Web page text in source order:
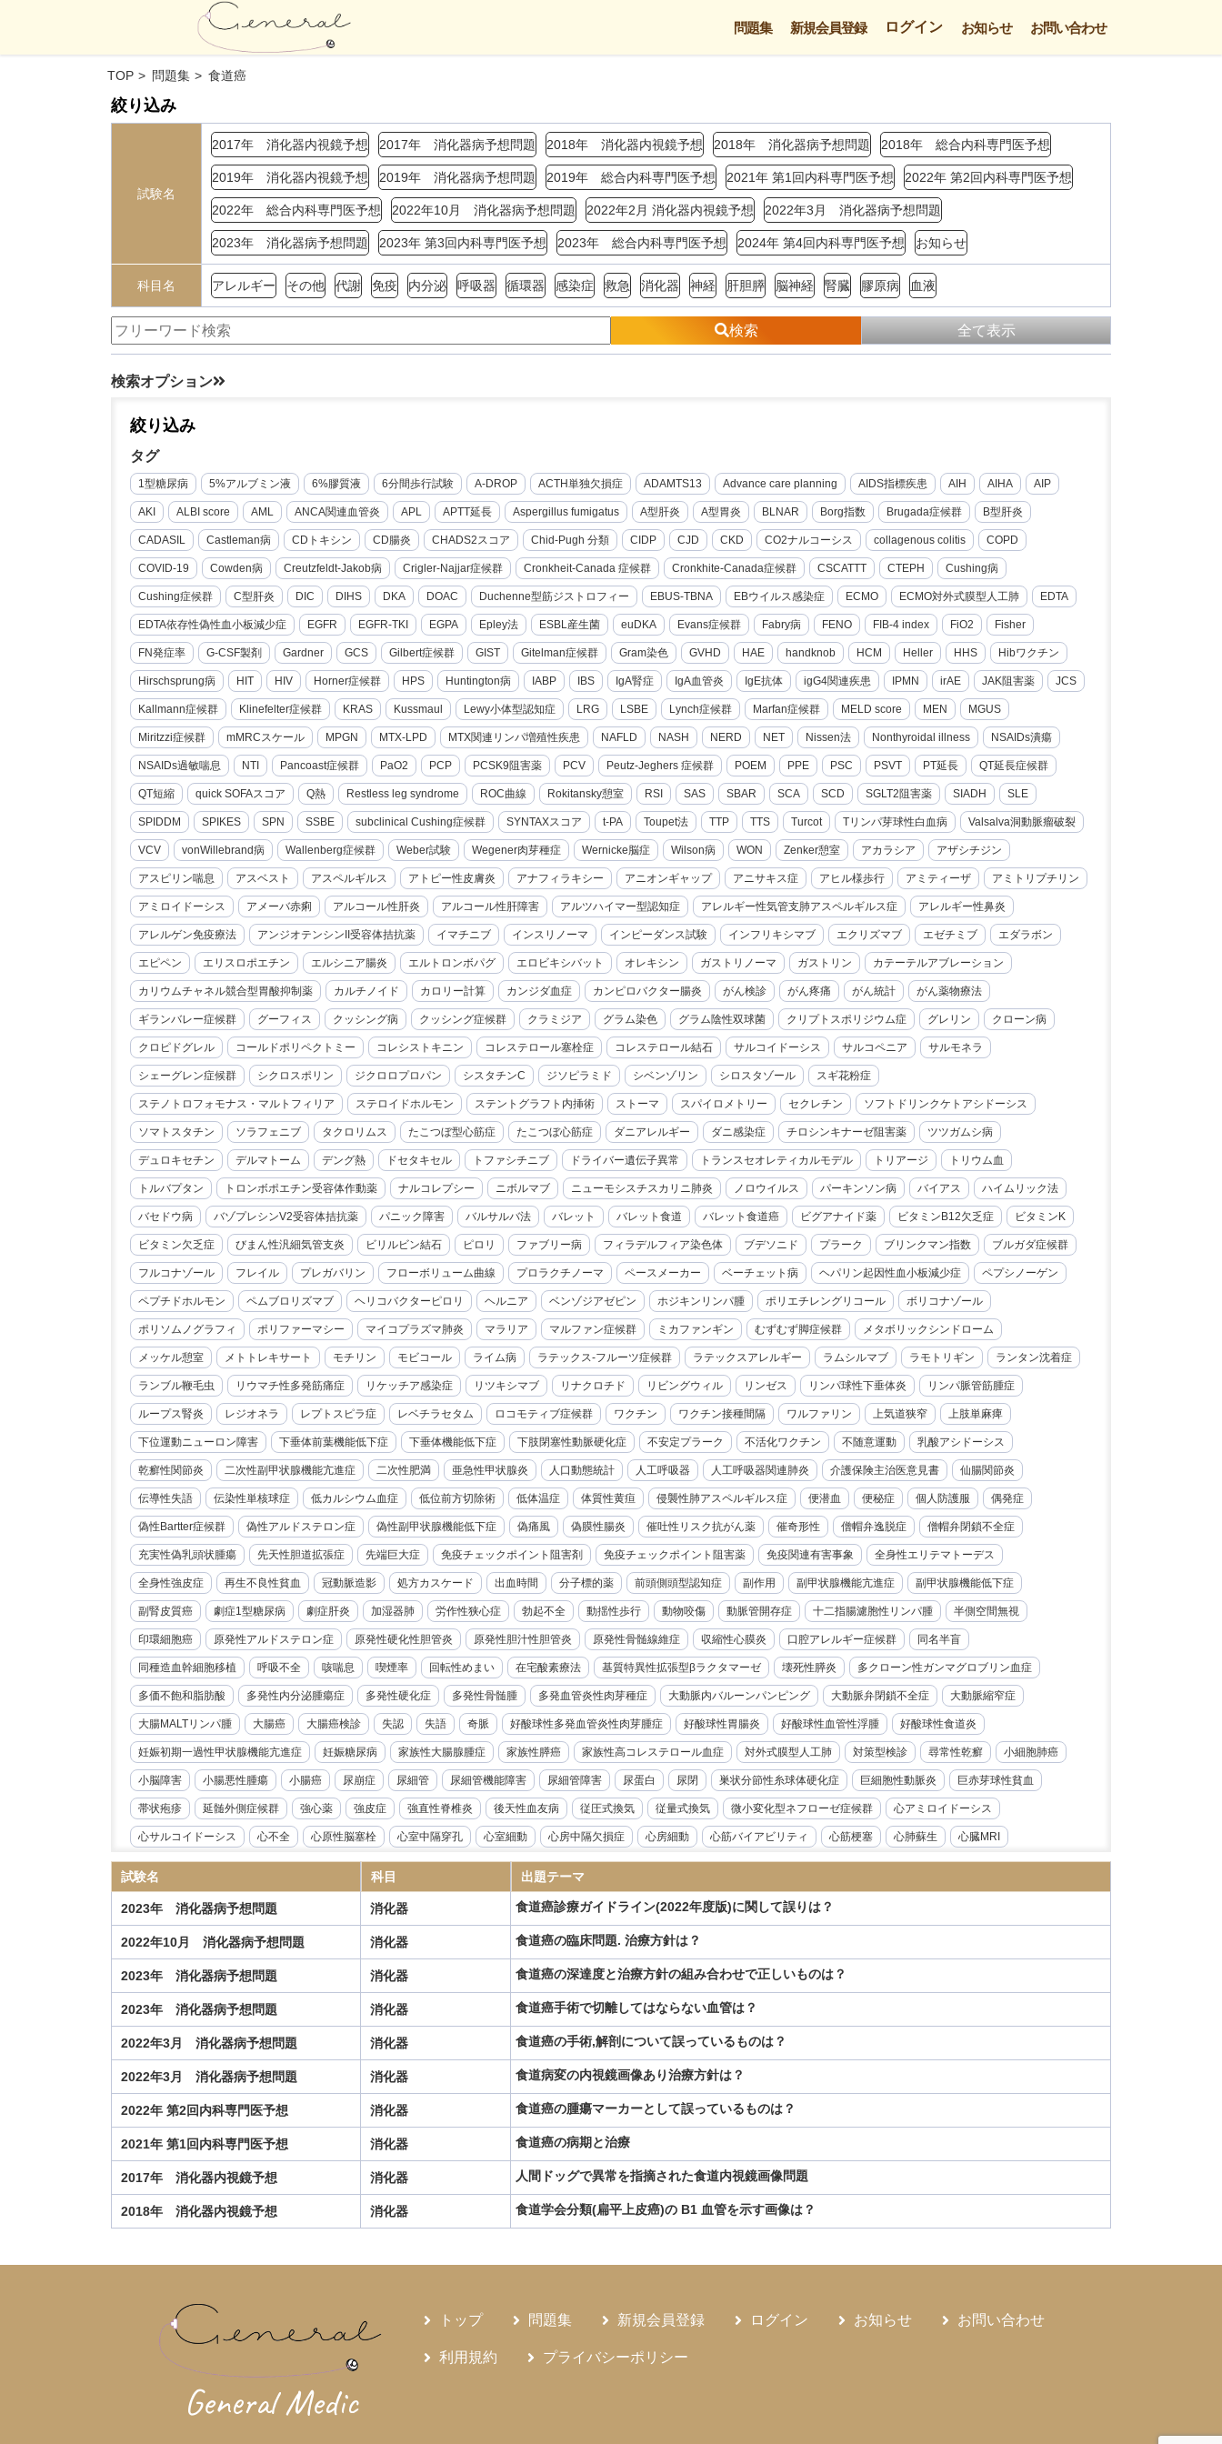
問題集 新規会員登録 ログイン お知らせ お問い合わせ
TOP 問題集 食道癌
絞り込み
試験名
2017年 消化器内視鏡予想 2017年 消化器病予想問題 2018年 消化器内視鏡予想 2018年 消化器病予想問題 2018年 総合内科専門医予想
2019年 消化器内視鏡予想 2019年 消化器病予想問題 2019年 総合内科専門医予想 2021年 第1回内科専門医予想 2022年 第2回内科専門医予想
2022年 総合内科専門医予想 2022年10月 消化器病予想問題 2022年2月 消化器内視鏡予想 2022年3月 消化器病予想問題
2023年 消化器病予想問題 2023年 第3回内科専門医予想 2023年 総合内科専門医予想 2024年 第4回内科専門医予想 お知らせ
科目名 アレルギー その他 代謝 免疫 内分泌 呼吸器 循環器 感染症 救急 消化器 神経 肝胆膵 脳神経 腎臓 膠原病 血液
検索 全て表示
検索オプション
絞り込み
タグ
1型糖尿病 5%アルブミン液 6%膠質液 6分間歩行試験 A-DROP ACTH単独欠損症 ADAMTS13 Advance care planning AIDS指標疾患 AIH AIHA AIP
AKI ALBI score AML ANCA関連血管炎 APL APTT延長 Aspergillus fumigatus A型肝炎 A型胃炎 BLNAR Borg指数 Brugada症候群 B型肝炎
CADASIL Castleman病 CDトキシン CD腸炎 CHADS2スコア Chid-Pugh 分類 CIDP CJD CKD CO2ナルコーシス collagenous colitis COPD
COVID-19 Cowden病 Creutzfeldt-Jakob病 Crigler-Najjar症候群 Cronkheit-Canada 症候群 Cronkhite-Canada症候群 CSCATTT CTEPH Cushing病
Cushing症候群 C型肝炎 DIC DIHS DKA DOAC Duchenne型筋ジストロフィー EBUS-TBNA EBウイルス感染症 ECMO ECMO対外式膜型人工肺 EDTA
EDTA依存性偽性血小板減少症 EGFR EGFR-TKI EGPA Epley法 ESBL産生菌 euDKA Evans症候群 Fabry病 FENO FIB-4 index FiO2 Fisher
FN発症率 G-CSF製剤 Gardner GCS Gilbert症候群 GIST Gitelman症候群 Gram染色 GVHD HAE handknob HCM Heller HHS Hibワクチン
Hirschsprung病 HIT HIV Horner症候群 HPS Huntington病 IABP IBS IgA腎症 IgA血管炎 IgE抗体 igG4関連疾患 IPMN irAE JAK阻害薬 JCS
Kallmann症候群 Klinefelter症候群 KRAS Kussmaul Lewy小体型認知症 LRG LSBE Lynch症候群 Marfan症候群 MELD score MEN MGUS
Miritzzi症候群 mMRCスケール MPGN MTX-LPD MTX関連リンパ増殖性疾患 NAFLD NASH NERD NET Nissen法 Nonthyroidal illness NSAIDs潰瘍
NSAIDs過敏喘息 NTI Pancoast症候群 PaO2 PCP PCSK9阻害薬 PCV Peutz-Jeghers 症候群 POEM PPE PSC PSVT PT延長 QT延長症候群
QT短縮 quick SOFAスコア Q熱 Restless leg syndrome ROC曲線 Rokitansky憩室 RSI SAS SBAR SCA SCD SGLT2阻害薬 SIADH SLE
SPIDDM SPIKES SPN SSBE subclinical Cushing症候群 SYNTAXスコア t-PA Toupet法 TTP TTS Turcot Tリンパ芽球性白血病 Valsalva洞動脈瘤破裂
VCV vonWillebrand病 Wallenberg症候群 Weber試験 Wegener肉芽種症 Wernicke脳症 Wilson病 WON Zenker憩室 アカラシア アザシチジン
アスピリン喘息 アスベスト アスペルギルス アトピー性皮膚炎 アナフィラキシー アニオンギャップ アニサキス症 アヒル様歩行 アミティーザ アミトリプチリン
アミロイドーシス アメーバ赤痢 アルコール性肝炎 アルコール性肝障害 アルツハイマー型認知症 アレルギー性気管支肺アスペルギルス症 アレルギー性鼻炎
アレルゲン免疫療法 アンジオテンシンII受容体拮抗薬 イマチニブ インスリノーマ インピーダンス試験 インフリキシマブ エクリズマブ エゼチミブ エダラボン
エピペン エリスロポエチン エルシニア腸炎 エルトロンボパグ エロビキシバット オレキシン ガストリノーマ ガストリン カテーテルアブレーション
カリウムチャネル競合型胃酸抑制薬 カルチノイド カロリー計算 カンジダ血症 カンピロバクター腸炎 がん検診 がん疼痛 がん統計 がん薬物療法
ギランバレー症候群 グーフィス クッシング病 クッシング症候群 クラミジア グラム染色 グラム陰性双球菌 クリプトスポリジウム症 グレリン クローン病
クロピドグレル コールドポリペクトミー コレシストキニン コレステロール塞栓症 コレステロール結石 サルコイドーシス サルコペニア サルモネラ
シェーグレン症候群 シクロスポリン ジクロロプロパン シスタチンC ジソピラミド シベンゾリン シロスタゾール スギ花粉症
ステノトロフォモナス・マルトフィリア ステロイドホルモン ステントグラフト内挿術 ストーマ スパイロメトリー セクレチン ソフトドリンクケトアシドーシス
ソマトスタチン ソラフェニブ タクロリムス たこつぼ型心筋症 たこつぼ心筋症 ダニアレルギー ダニ感染症 チロシンキナーゼ阻害薬 ツツガムシ病
デュロキセチン デルマトーム デング熱 ドセタキセル トファシチニブ ドライバー遺伝子異常 トランスセオレティカルモデル トリアージ トリウム血
トルバプタン トロンボポエチン受容体作動薬 ナルコレプシー ニボルマブ ニューモシスチスカリニ肺炎 ノロウイルス パーキンソン病 バイアス ハイムリック法
バセドウ病 バゾプレシンV2受容体拮抗薬 パニック障害 バルサルバ法 バレット バレット食道 バレット食道癌 ビグアナイド薬 ビタミンB12欠乏症 ビタミンK
ビタミン欠乏症 びまん性汎細気管支炎 ビリルビン結石 ピロリ ファブリー病 フィラデルフィア染色体 ブデソニド プラーク ブリンクマン指数 ブルガダ症候群
フルコナゾール フレイル プレガバリン フローボリューム曲線 プロラクチノーマ ペースメーカー ベーチェット病 ヘパリン起因性血小板減少症 ペプシノーゲン
ペプチドホルモン ペムブロリズマブ ヘリコバクターピロリ ヘルニア ベンゾジアゼピン ホジキンリンパ腫 ポリエチレングリコール ボリコナゾール
ポリソムノグラフィ ポリファーマシー マイコプラズマ肺炎 マラリア マルファン症候群 ミカファンギン むずむず脚症候群 メタボリックシンドローム
メッケル憩室 メトトレキサート モチリン モビコール ライム病 ラテックス-フルーツ症候群 ラテックスアレルギー ラムシルマブ ラモトリギン ランタン沈着症
ランブル鞭毛虫 リウマチ性多発筋痛症 リケッチア感染症 リツキシマブ リナクロチド リビングウィル リンゼス リンパ球性下垂体炎 リンパ脈管筋腫症
ループス腎炎 レジオネラ レプトスピラ症 レベチラセタム ロコモティブ症候群 ワクチン ワクチン接種間隔 ワルファリン 上気道狭窄 上肢単麻痺
下位運動ニューロン障害 下垂体前葉機能低下症 下垂体機能低下症 下肢閉塞性動脈硬化症 不安定プラーク 不活化ワクチン 不随意運動 乳酸アシドーシス
乾癬性関節炎 二次性副甲状腺機能亢進症 二次性肥満 亜急性甲状腺炎 人口動態統計 人工呼吸器 人工呼吸器関連肺炎 介護保険主治医意見書 仙腸関節炎
伝導性失語 伝染性単核球症 低カルシウム血症 低位前方切除術 低体温症 体質性黄疸 侵襲性肺アスペルギルス症 便潜血 便秘症 個人防護服 偶発症
偽性Bartter症候群 偽性アルドステロン症 偽性副甲状腺機能低下症 偽痛風 偽膜性腸炎 催吐性リスク抗がん薬 催奇形性 僧帽弁逸脱症 僧帽弁閉鎖不全症
充実性偽乳頭状腫瘍 先天性胆道拡張症 先端巨大症 免疫チェックポイント阻害剤 免疫チェックポイント阻害薬 免疫関連有害事象 全身性エリテマトーデス
全身性強皮症 再生不良性貧血 冠動脈造影 処方カスケード 出血時間 分子標的薬 前頭側頭型認知症 副作用 副甲状腺機能亢進症 副甲状腺機能低下症
副腎皮質癌 劇症1型糖尿病 劇症肝炎 加湿器肺 労作性狭心症 勃起不全 動揺性歩行 動物咬傷 動脈管開存症 十二指腸濾胞性リンパ腫 半側空間無視
印環細胞癌 原発性アルドステロン症 原発性硬化性胆管炎 原発性胆汁性胆管炎 原発性骨髄線維症 収縮性心膜炎 口腔アレルギー症候群​​ 同名半盲
同種造血幹細胞移植 呼吸不全 咳喘息 喫煙率 回転性めまい 在宅酸素療法 基質特異性拡張型βラクタマーゼ 壊死性膵炎 多クローン性ガンマグロブリン血症
多価不飽和脂肪酸 多発性内分泌腫瘍症 多発性硬化症 多発性骨髄腫 多発血管炎性肉芽種症 大動脈内バルーンパンピング 大動脈弁閉鎖不全症 大動脈縮窄症
大腸MALTリンパ腫 大腸癌 大腸癌検診 失認 失語 奇脈 好酸球性多発血管炎性肉芽腫症 好酸球性胃腸炎 好酸球性血管性浮腫 好酸球性食道炎
妊娠初期一過性甲状腺機能亢進症 妊娠糖尿病 家族性大腸腺腫症 家族性膵癌 家族性高コレステロール血症 対外式膜型人工肺 対策型検診 尋常性乾癬 小細胞肺癌
小脳障害 小腸悪性腫瘍 小腸癌 尿崩症 尿細管 尿細管機能障害 尿細管障害 尿蛋白 尿閉 巣状分節性糸球体硬化症 巨細胞性動脈炎 巨赤芽球性貧血
帯状疱疹 延髄外側症候群 強心薬 強皮症 強直性脊椎炎 後天性血友病 従圧式換気 従量式換気 微小変化型ネフローゼ症候群 心アミロイドーシス
心サルコイドーシス 心不全 心原性脳塞栓 心室中隔穿孔 心室細動 心房中隔欠損症 心房細動 心筋バイアビリティ 心筋梗塞 心肺蘇生 心臓MRI
心臓リハビリテーション 心臓冠動脈CT 心臓超音波検査 急性リンパ性白血病 急性上腸管脈動脈閉塞症 急性前立腺炎 急性前骨髄性白血病 急性大動脈解離
急性好酸球性肺炎 急性心筋炎 急性心膜炎 急性溶血性輸血副作用 急性肝不全 急性胆嚢炎 急性胆管炎 急性腎盂腎炎 急性腎障害 急性膵炎 急性虫垂炎
慢性心不全 慢性炎症性脱髄性多発根神経炎 慢性炎症性脱髄性多発神経炎 慢性硬膜下血腫 慢性肝炎
慢性血栓塞栓性肺高血圧症 慢性進行性肺アスペルギルス症 慢性骨髄性白血病 成人Still病 成人T細胞白血病 成人スティル病
抗IL-6受容体抗体 抗NMDA受容体抗体脳炎 抗RANKL抗体製剤 抗てんかん薬 抗不整脈薬 抗血小板薬 持続グルコースモニタリング
指定難病 播種性帯状疱疹 播種性血管内凝固症候群 新型コロナウイルス感染症 新鮮凍結血漿 日本住血吸虫
早期慢性膵炎 晶質液 更年期障害 有病率 本態性振戦 本態性血小板血症 核酸アナログ製剤 梅毒 検査後確率 横隔膜上憩室 橈骨神経麻痺 橋本脳症
機能性ディスペプシア 正常圧水頭症 毛細血管拡張症 気管支喘息 水痘 水痘帯状疱疹ウイルス 消化管ホルモン 消化管間質腫瘍 淋菌 深部静脈血栓症
溶血性尿毒症症候群 溶血性貧血 溶連菌感染後急性糸球体腎炎 溶連菌感染症 潜在性結核感染症 潰瘍性大腸炎 潰瘍性大腸炎関連大腸腫瘍
無月経 無痛性甲状腺炎 片頭痛 特異度 特発性正常圧水頭症
特発性血小板減少性紫斑病 生ワクチン 生物学的製剤 甲状腺 甲状腺クリーゼ 甲状腺中毒症
発作性上室頻拍 発作性夜間ヘモグロビン尿症 発熱性好中球減少症 白赤芽球症 皮膚筋炎 直接経口抗凝固薬 真性憩室
神経内分泌腫瘍 神経梅毒 禁煙外来 移植片対宿主病 第一度無月経 筋強直性ジストロフィー 筋萎縮性側索硬化症 粘液性嚢胞性腫瘍 精巣上体炎 精巣捻転症
肝外胆管癌 肝硬変 肝線維化 肝血管腫 肝障害度 肥大型心筋症 肺MAC症 肺クリプトコックス症 肺リンパ脈管筋腫症
肺動脈性肺高血圧症 肺吸虫症 肺炎 肺炎球菌
胃底腺型胃癌 胃潰瘍 胃癌 胃癌治療ガイドライン
脂質異常症 脊髄小脳変性症 脊髄小脳失調症
試験名 科目 出題テーマ
2023年 消化器病予想問題 消化器 食道癌診療ガイドライン(2022年度版)に関して誤りは？
2022年10月 消化器病予想問題 消化器 食道癌の臨床問題. 治療方針は？
2023年 消化器病予想問題 消化器 食道癌の深達度と治療方針の組み合わせで正しいものは？
2023年 消化器病予想問題 消化器 食道癌手術で切離してはならない血管は？
2022年3月 消化器病予想問題 消化器 食道癌の手術,解剖について誤っているものは？
2022年3月 消化器病予想問題 消化器 食道病変の内視鏡画像あり治療方針は？
2022年 第2回内科専門医予想 消化器 食道癌の腫瘍マーカーとして誤っているものは？
2021年 第1回内科専門医予想 消化器 食道癌の病期と治療
2017年 消化器内視鏡予想 消化器 人間ドッグで異常を指摘された食道内視鏡画像問題
2018年 消化器内視鏡予想 消化器 食道学会分類(扁平上皮癌)の B1 血管を示す画像は？
General Medic
トップ 問題集 新規会員登録 ログイン お知らせ お問い合わせ
利用規約 プライバシーポリシー